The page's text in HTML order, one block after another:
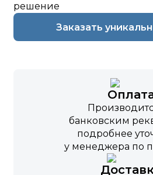
решение
Заказать
банковским
подробнее
у менеджера по